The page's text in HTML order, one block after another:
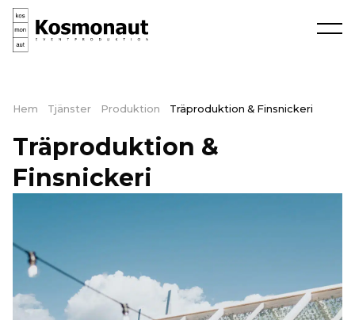
Hem Tjänster Produktion Träproduktion & Finsnickeri
Träproduktion &
Finsnickeri